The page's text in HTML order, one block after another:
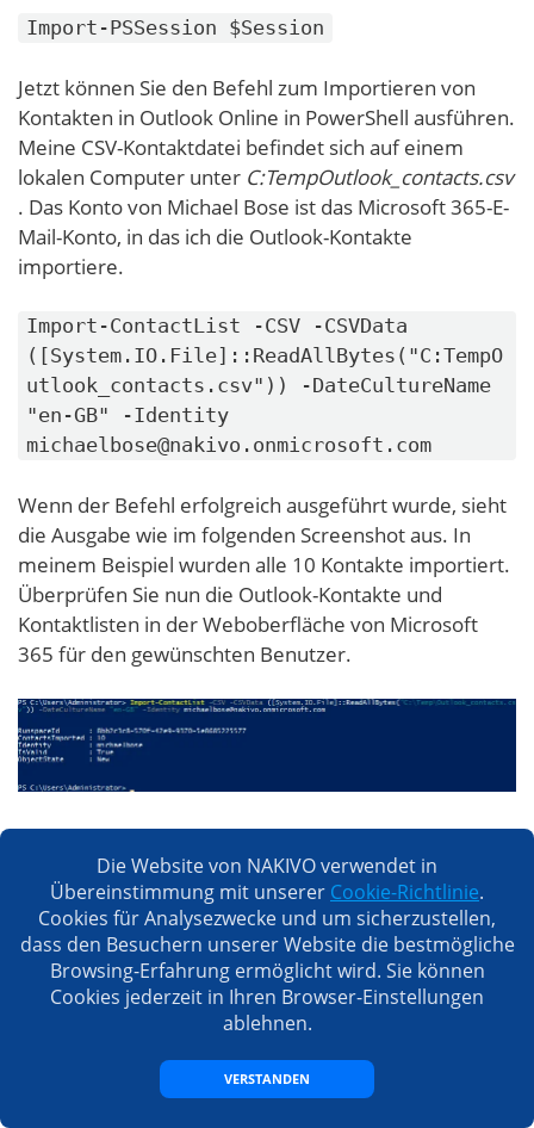
Import-PSSession $Session
Jetzt können Sie den Befehl zum Importieren von
Kontakten in Outlook Online in PowerShell ausführen.
Meine CSV-Kontaktdatei befindet sich auf einem
lokalen Computer unter C:TempOutlook_contacts.csv
. Das Konto von Michael Bose ist das Microsoft 365-E-
Mail-Konto, in das ich die Outlook-Kontakte
importiere.
Import-ContactList -CSV -CSVData
([System.IO.File]::ReadAllBytes("C:TempO
utlook_contacts.csv")) -DateCultureName
"en-GB" -Identity
michaelbose@nakivo.onmicrosoft.com
Wenn der Befehl erfolgreich ausgeführt wurde, sieht
die Ausgabe wie im folgenden Screenshot aus. In
meinem Beispiel wurden alle 10 Kontakte importiert.
Überprüfen Sie nun die Outlook-Kontakte und
Kontaktlisten in der Weboberfläche von Microsoft
365 für den gewünschten Benutzer.
Jetzt wissen Sie, wie Sie Kontakte in Outlook
importieren können. Der Importvorgang ist
fertiggestellt.
Fazit
In diesem Blogbeitrag wurde erläutert, wie Sie
Kontakte in drei gängigen Verwendungsfällen in
Outlook importieren können, darunter von Outlook
Die Website von NAKIVO verwendet in
Übereinstimmung mit unserer Cookie-Richtlinie.
Cookies für Analysezwecke und um sicherzustellen,
dass den Besuchern unserer Website die bestmögliche
Browsing-Erfahrung ermöglicht wird. Sie können
Cookies jederzeit in Ihren Browser-Einstellungen
ablehnen.
VERSTANDEN